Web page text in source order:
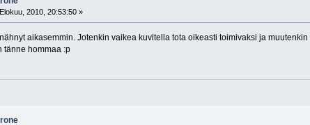
2010, 20:53:50 »
aikasemmin. Jotenkin vaikea kuvitella tota oikeasti toimivaksi ja
tänne hommaa :p